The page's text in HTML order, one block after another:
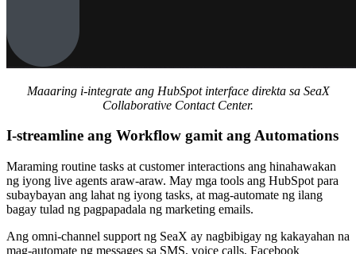
Maaaring i-integrate ang HubSpot interface direkta sa SeaX
Collaborative Contact Center.
I-streamline ang Workflow gamit ang Automations
Maraming routine tasks at customer interactions ang hinahawakan
ng iyong live agents araw-araw. May mga tools ang HubSpot para
subaybayan ang lahat ng iyong tasks, at mag-automate ng ilang
bagay tulad ng pagpapadala ng marketing emails.
Ang omni-channel support ng SeaX ay nagbibigay ng kakayahan na
mag-automate ng messages sa SMS, voice calls, Facebook